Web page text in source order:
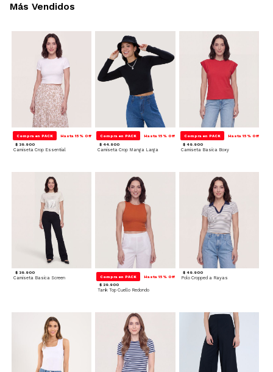
Compra en PACK Hasta 15% Off
$ 39.900
Camiseta Crop Essential
Compra en PACK Hasta 15% Off
$ 44.900
Camiseta Crop Manga Larga
Compra en PACK Hasta 15% Off
$ 49.900
Camiseta Basica Boxy
$ 39.900
Camiseta Basica Screen Compra en PACK Hasta 15% Off
$ 29.900
Tank Top Cuello Redondo
$ 49.900
Polo Cropped a Rayas
Más Vendidos